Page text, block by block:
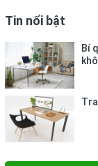
Tin nổi bật
Bí